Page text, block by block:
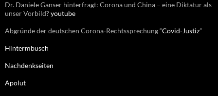
Dr. Daniele Ganser hinterfragt: Corona und China – eine Diktatur als
unser Vorbild?youtube
Abgründe der deutschen Corona-Rechtssprechung “Covid-Justiz”
Hintermbusch
Nachdenkseiten
Apolut